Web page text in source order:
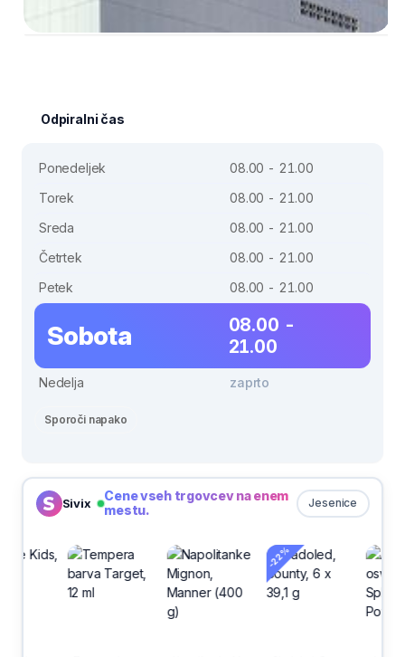
Odpiralni čas
Ponedeljek
08.00 - 21.00
Torek
08.00 - 21.00
Sreda
08.00 - 21.00
Četrtek
08.00 - 21.00
Petek
08.00 - 21.00
Sobota
08.00 -
21.00
Nedelja zaprto
Sporoči napako
Sivix Jesenice
Cene vseh trgovcev na enem
mestu.
-22%